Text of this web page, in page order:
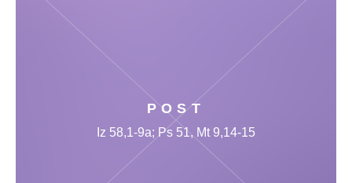
POST
Iz 58,1-9a; Ps 51, Mt 9,14-15